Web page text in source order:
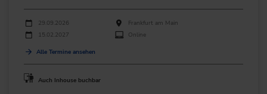
Durchführungen
Veranstaltungsdatum Veranstaltungsort
29.09.2026
Frankfurt am Main
15.02.2027
Online
Alle Termine ansehen
Auch Inhouse buchbar